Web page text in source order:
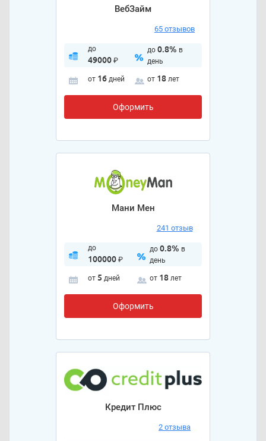
ВебЗайм
65 отзывов
до
49000₽
до 0.8% в
день
от 16 дней от 18 лет
Оформить
Мани Мен
241 отзыв
до
100000₽
до 0.8% в
день
от 5 дней от 18 лет
Оформить
Кредит Плюс
2 отзыва